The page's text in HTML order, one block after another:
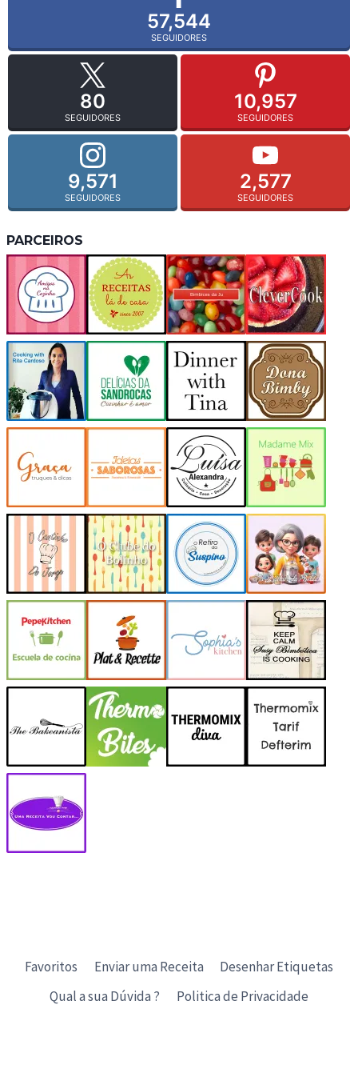
57,544
SEGUIDORES
80
SEGUIDORES
10,957
SEGUIDORES
9,571
SEGUIDORES
2,577
SEGUIDORES
PARCEIROS
Favoritos Enviar uma Receita
Desenhar Etiquetas
Qual a sua Dúvida ?
Politica de Privacidade